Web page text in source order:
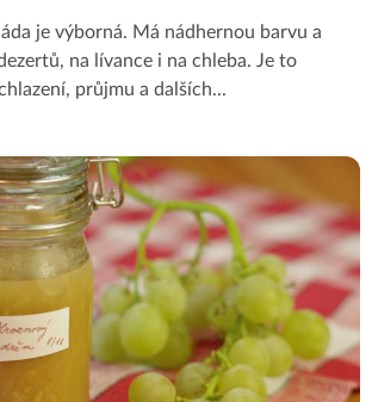
je výborná. Má nádhernou barvu a
na lívance i na chleba. Je to
průjmu a dalších...